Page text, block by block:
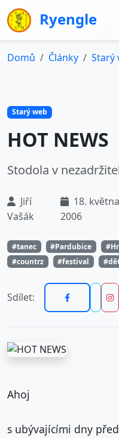
Ryengle
Domů Články Starý
Starý web
HOT NEWS
Stodola v
Jiří
Vašák
18. května
2006
#tanec #Pardubice
#countrz
#festival
Sdílet:
Ahoj
s ubývajícími dny